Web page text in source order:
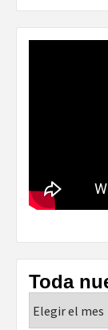
Toda
nuestra